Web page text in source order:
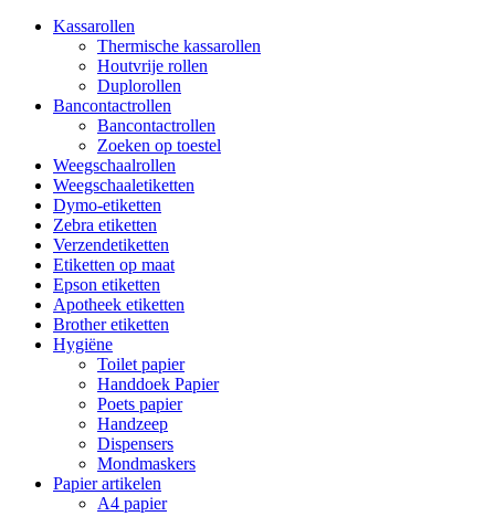
Kassarollen
Thermische kassarollen
Houtvrije rollen
Duplorollen
Bancontactrollen
Bancontactrollen
Zoeken op toestel
Weegschaalrollen
Weegschaaletiketten
Dymo-etiketten
Zebra etiketten
Verzendetiketten
Etiketten op maat
Epson etiketten
Apotheek etiketten
Brother etiketten
Hygiëne
Toilet papier
Handdoek Papier
Poets papier
Handzeep
Dispensers
Mondmaskers
Papier artikelen
A4 papier